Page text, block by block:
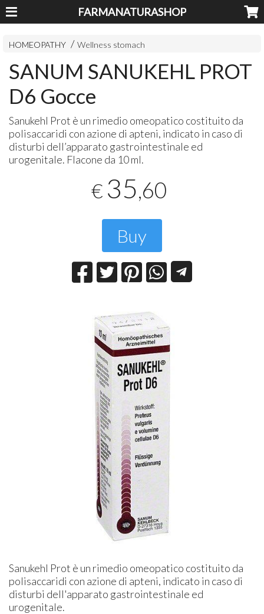
FARMANATURASHOP
HOMEOPATHY Wellness stomach
SANUM SANUKEHL PROT
D6 Gocce
Sanukehl Prot è un rimedio omeopatico costituito da
polisaccaridi con azione di apteni, indicato in caso di
disturbi dell’apparato gastrointestinale ed
urogenitale. Flacone da 10 ml.
€ 35,60
Buy
Sanukehl Prot è un rimedio omeopatico costituito da
polisaccaridi con azione di apteni, indicato in caso di
disturbi dell'apparato gastrointestinale ed
urogenitale.